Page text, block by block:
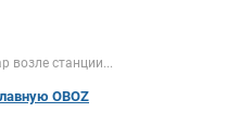
возле станции...
OBOZ